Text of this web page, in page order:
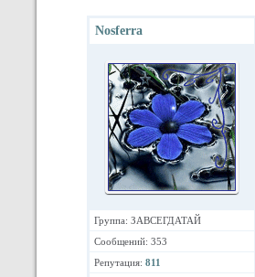
Nosferra
Группа: ЗАВСЕГДАТАЙ
Сообщений: 353
Репутация: 811